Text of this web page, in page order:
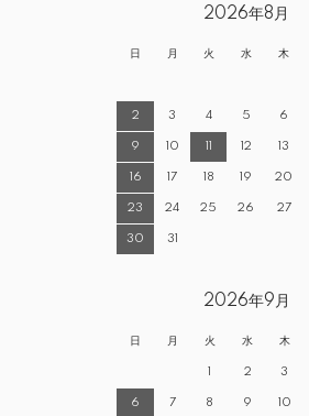
2026年8月
日 月 火 水 木
2 3 4 5 6
9 10 11 12 13
16 17 18 19 20
23 24 25 26 27
30 31
2026年9月
日 月 火 水 木
1 2 3
6 7 8 9 10